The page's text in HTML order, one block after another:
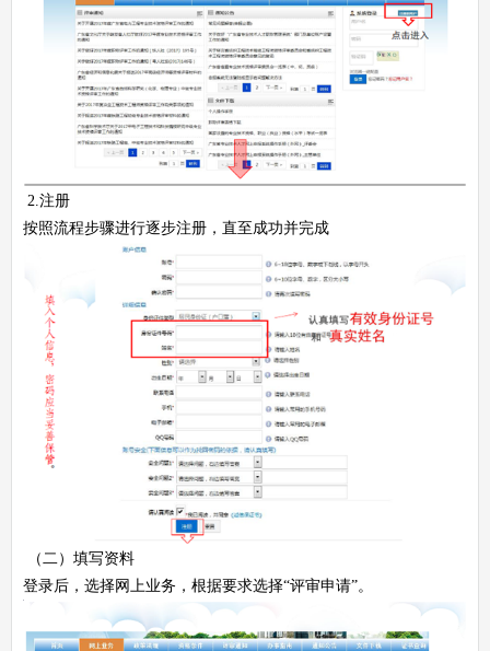
2.注册
按照流程步骤进行逐步注册，直至成功并完成
（二）填写资料
登录后，选择网上业务，根据要求选择“评审申请”。